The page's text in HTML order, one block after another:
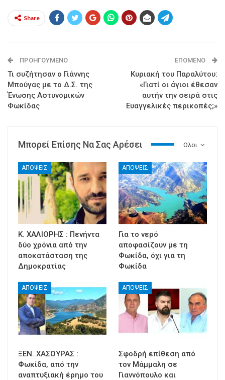
Share
ΠΡΟΗΓΟΎΜΕΝΟ
Τι συζήτησαν ο Γιάννης
Μπούγας με το Δ.Σ. της
Ένωσης Αστυνομικών
Φωκίδας
ΕΠΌΜΕΝΟ
Κυριακή του Παραλύτου:
«Γιατί οι άγιοι έθεσαν
αυτήν την σειρά στις
Ευαγγελικές περικοπές;»
Ολοι
Μπορεί Επίσης Να Σας Αρέσει
ΑΠΟΨΕΙΣ
Κ. ΧΑΛΙΟΡΗΣ : Πενήντα
δύο χρόνια από την
αποκατάσταση της
Δημοκρατίας
ΑΠΟΨΕΙΣ
Για το νερό
αποφασίζουν με τη
Φωκίδα, όχι για τη
Φωκίδα
ΑΠΟΨΕΙΣ
ΞΕΝ. ΧΑΣΟΥΡΑΣ :
Φωκίδα, από την
αναπτυξιακή έρημο του
ΑΠΟΨΕΙΣ
Σφοδρή επίθεση από
τον Μάμμαλη σε
Γιαννόπουλο και